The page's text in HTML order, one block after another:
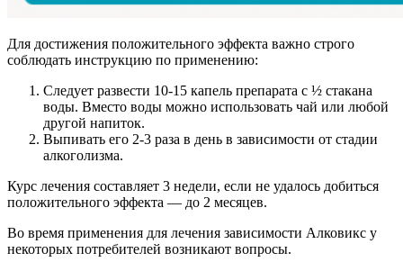
Для достижения положительного эффекта важно строго
соблюдать инструкцию по применению:
Следует развести 10-15 капель препарата с ½ стакана
воды. Вместо воды можно использовать чай или любой
другой напиток.
Выпивать его 2-3 раза в день в зависимости от стадии
алкоголизма.
Курс лечения составляет 3 недели, если не удалось добиться
положительного эффекта — до 2 месяцев.
Во время применения для лечения зависимости Алковикс у
некоторых потребителей возникают вопросы.